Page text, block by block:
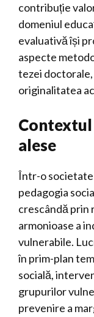
contribuție
domeniul
evaluativă își
aspecte
tezei
originalitatea
alese
Într-o societate
pedagogia
crescândă prin
armonioase a
vulnerabile.
în prim-plan
socială,
grupurilor
prevenire a